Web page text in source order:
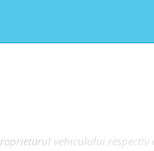
nu se percepe taxă de
vehiculului respectiv